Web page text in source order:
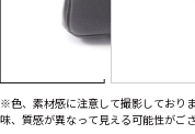
※色、素材感に注意して撮影しており
味、質感が異なって見える可能性がござ